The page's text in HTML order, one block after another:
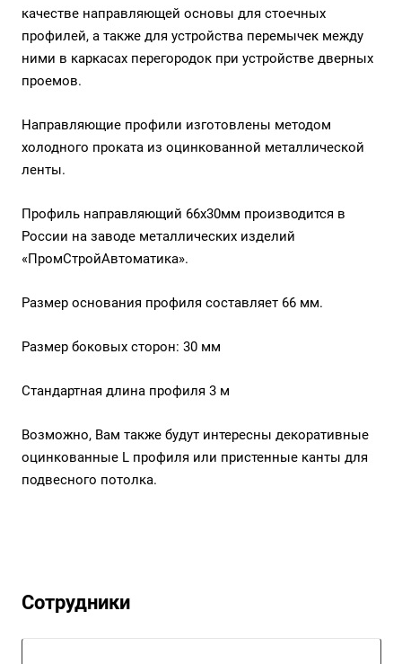
качестве направляющей основы для стоечных
профилей, а также для устройства перемычек между
ними в каркасах перегородок при устройстве дверных
проемов.
Направляющие профили изготовлены методом
холодного проката из оцинкованной металлической
ленты.
Профиль направляющий 66х30мм производится в
России на заводе металлических изделий
«ПромСтройАвтоматика».
Размер основания профиля составляет 66 мм.
Размер боковых сторон: 30 мм
Стандартная длина профиля 3 м
Возможно, Вам также будут интересны декоративные
оцинкованные L профиля или пристенные канты для
подвесного потолка.
Сотрудники